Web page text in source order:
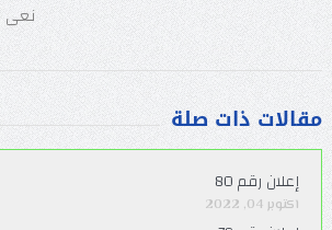
نعى
مقالات ذات صلة
إعلان رقم 80
أكتوبر 04, 2022